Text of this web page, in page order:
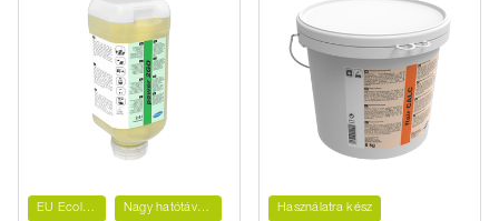
EU Ecolabel Nagy hatótávolság Használatra kész